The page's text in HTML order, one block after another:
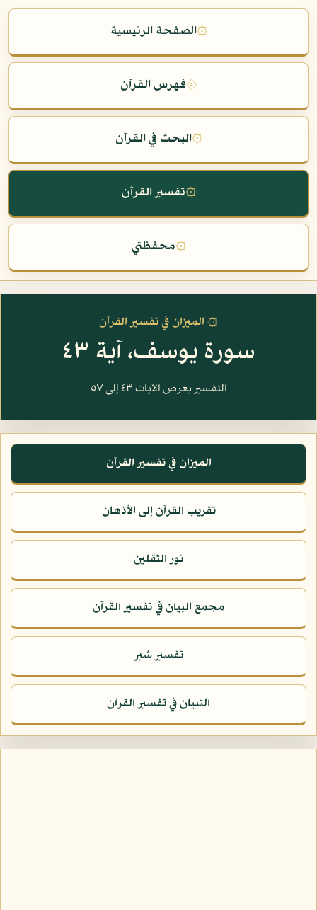
۞الصفحة الرئيسية
۞فهرس القرآن
۞البحث في القرآن
۞تفسير القرآن
۞محفظتي
۞ الميزان في تفسير القرآن
سورة يوسف، آية ٤٣
التفسير يعرض الآيات ٤٣ إلى ٥٧
الميزان في تفسير القرآن
تقريب القرآن إلى الأذهان
نور الثقلين
مجمع البيان في تفسير القرآن
تفسير شبر
التبيان في تفسير القرآن